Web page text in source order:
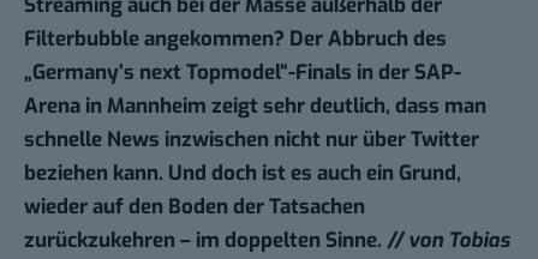
Streaming auch bei der Masse außerhalb der
Filterbubble angekommen? Der Abbruch des
„Germany’s next Topmodel“-Finals in der SAP-
Arena in Mannheim zeigt sehr deutlich, dass man
schnelle News inzwischen nicht nur über Twitter
beziehen kann. Und doch ist es auch ein Grund,
wieder auf den Boden der Tatsachen
zurückzukehren – im doppelten Sinne. // von Tobias